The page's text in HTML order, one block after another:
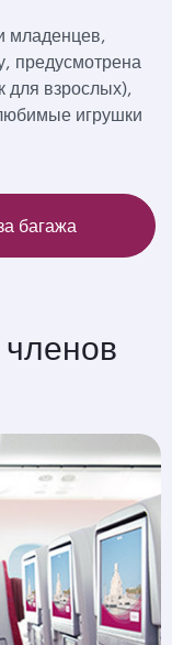
младенцев,
предусмотрена
для взрослых),
игрушки
багажа